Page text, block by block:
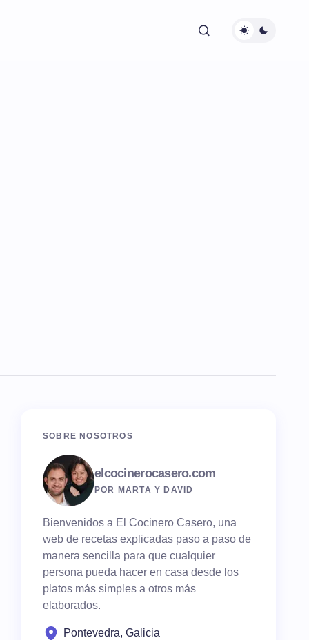
SOBRE NOSOTROS
elcocinerocasero.com
POR MARTA Y DAVID
Bienvenidos a El Cocinero Casero, una
web de recetas explicadas paso a paso de
manera sencilla para que cualquier
persona pueda hacer en casa desde los
platos más simples a otros más
elaborados.
Pontevedra, Galicia